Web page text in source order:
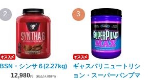
2
BSN・シンサ６(2.27kg)
12,980円 (税込14,018円)
3
ギャスパリニュートリシ
ョン・スーパーパンプマ